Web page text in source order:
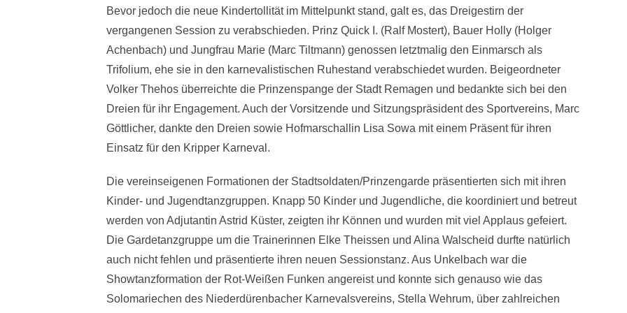
Bevor jedoch die neue Kindertollität im Mittelpunkt stand, galt es, das Dreigestirn der
vergangenen Session zu verabschieden. Prinz Quick I. (Ralf Mostert), Bauer Holly (Holger
Achenbach) und Jungfrau Marie (Marc Tiltmann) genossen letztmalig den Einmarsch als
Trifolium, ehe sie in den karnevalistischen Ruhestand verabschiedet wurden. Beigeordneter
Volker Thehos überreichte die Prinzenspange der Stadt Remagen und bedankte sich bei den
Dreien für ihr Engagement. Auch der Vorsitzende und Sitzungspräsident des Sportvereins, Marc
Göttlicher, dankte den Dreien sowie Hofmarschallin Lisa Sowa mit einem Präsent für ihren
Einsatz für den Kripper Karneval.
Die vereinseigenen Formationen der Stadtsoldaten/Prinzengarde präsentierten sich mit ihren
Kinder- und Jugendtanzgruppen. Knapp 50 Kinder und Jugendliche, die koordiniert und betreut
werden von Adjutantin Astrid Küster, zeigten ihr Können und wurden mit viel Applaus gefeiert.
Die Gardetanzgruppe um die Trainerinnen Elke Theissen und Alina Walscheid durfte natürlich
auch nicht fehlen und präsentierte ihren neuen Sessionstanz. Aus Unkelbach war die
Showtanzformation der Rot-Weißen Funken angereist und konnte sich genauso wie das
Solomariechen des Niederdürenbacher Karnevalsvereins, Stella Wehrum, über zahlreichen